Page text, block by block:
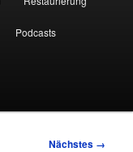
Podcasts
Nächstes →